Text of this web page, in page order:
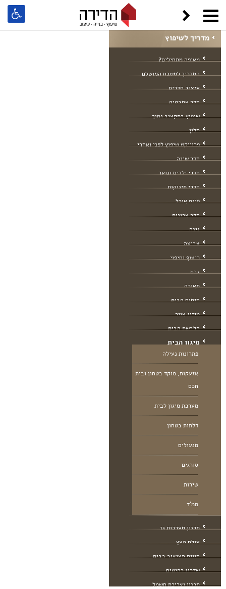
מיגון הבית
מדריך לשיפוץ
מאיפה מתחילים?
המדריך למטבח המושלם
עיצוב חדרים
חדר אמבטיה
שיפוץ בתקציב נמוך
סלון
פרוייקט שיפוץ לפני ואחרי
חדר שינה
חדרי ילדים ונוער
חדרי תינוקות
פינת אוכל
חדר ארונות
גינה
צביעה
ריצוף וחיפוי
גבס
תאורה
חימום הבית
מיזוג אויר
הלבשת הבית
מיגון הבית
פתרונות נעילה
אזעקות, מוקד בטחון ובית
חכם
מערכת מיגון לבית
דלתות בטחון
מנעולים
סורגים
שירות
ממ'ד
תכנון מערכות גז
עולם העץ
חווית העיצוב בבית
שדרוג רהיטים
תכנון וצריכת חשמל